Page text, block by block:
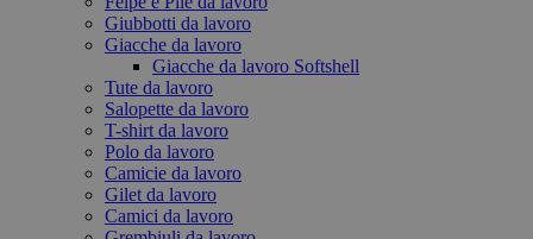
Giubbotti da lavoro
Giacche da lavoro
Giacche da lavoro Softshell
Tute da lavoro
Salopette da lavoro
T-shirt da lavoro
Polo da lavoro
Camicie da lavoro
Gilet da lavoro
Camici da lavoro